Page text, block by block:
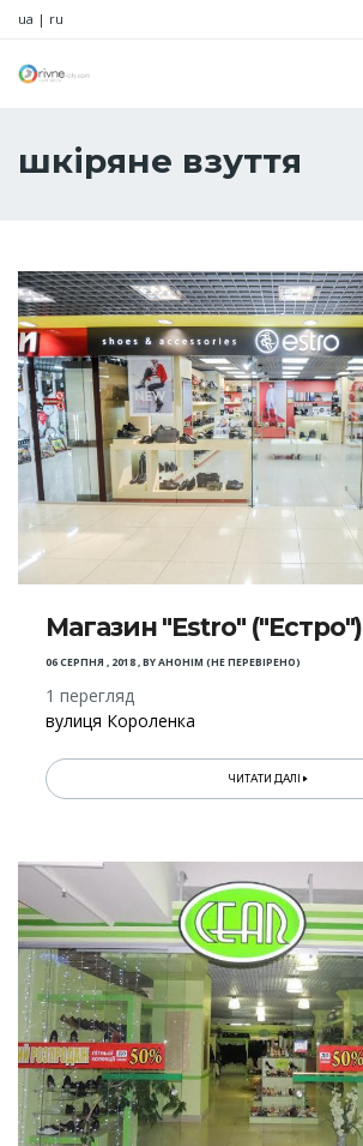
ua | ru
шкіряне взуття
Магазин "Estro" ("Естро")
06 СЕРПНЯ , 2018,BYАНОНІМ (НЕ ПЕРЕВІРЕНО)
1 перегляд
вулиця Короленка
ЧИТАТИ ДАЛІ